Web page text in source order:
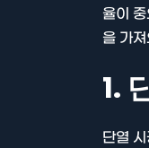
율이
을 가
1.
단열